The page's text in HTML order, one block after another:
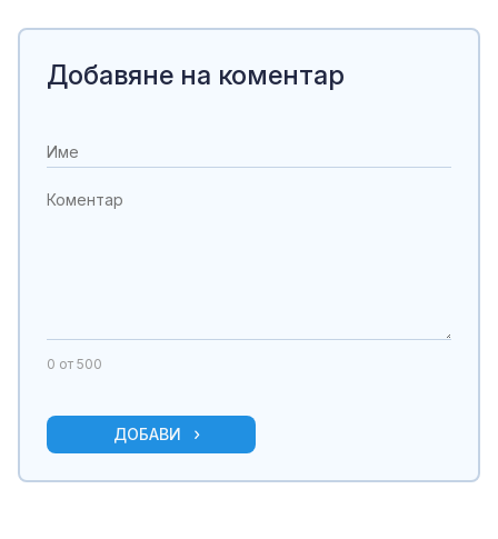
Добавяне на коментар
0 от 500
ДОБАВИ